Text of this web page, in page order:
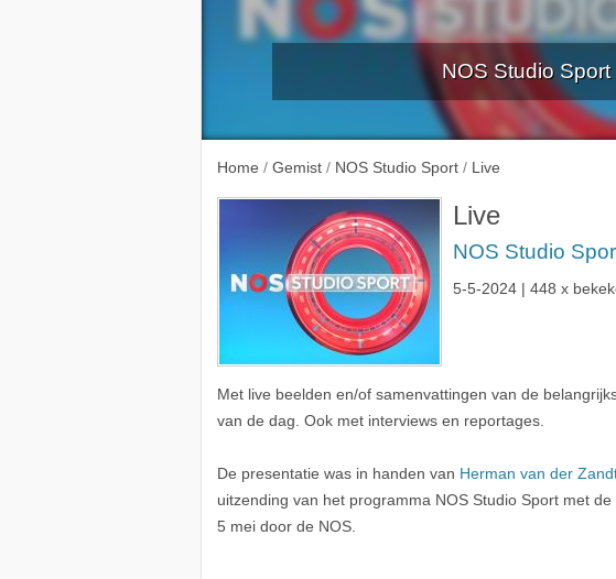
NOS Studio Sport
Home / Gemist / NOS Studio Sport / Live
Live
NOS Studio
5-5-2024 | 448 x
Met live beelden en/of samenvattingen van de
van de dag. Ook met interviews en reportages.
De presentatie was in handen van Herman van der
uitzending van het programma NOS Studio Sport met
5 mei door de NOS.
Eredivisie